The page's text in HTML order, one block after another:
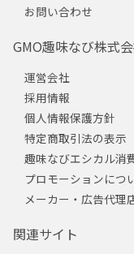
お問い合わせ
GMO趣味なび株式
運営会社
採用情報
個人情報保護方針
特定商取引法の表示
趣味なびエシカル消
プロモーションにつ
メーカー・広告代理
関連サイト